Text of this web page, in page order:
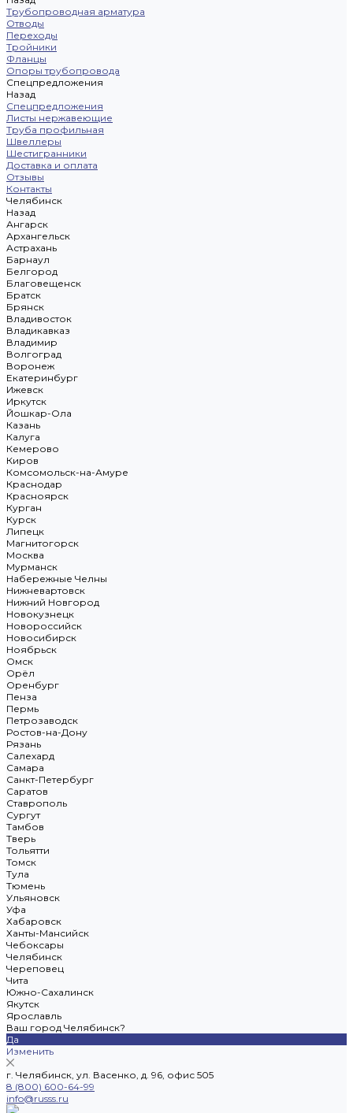
Трубопроводная арматура
Отводы
Переходы
Тройники
Фланцы
Опоры трубопровода
Спецпредложения
Назад
Спецпредложения
Листы нержавеющие
Труба профильная
Швеллеры
Шестигранники
Доставка и оплата
Отзывы
Контакты
Челябинск
Назад
Ангарск
Архангельск
Астрахань
Барнаул
Белгород
Благовещенск
Братск
Брянск
Владивосток
Владикавказ
Владимир
Волгоград
Воронеж
Екатеринбург
Ижевск
Иркутск
Йошкар-Ола
Казань
Калуга
Кемерово
Киров
Комсомольск-на-Амуре
Краснодар
Красноярск
Курган
Курск
Липецк
Магнитогорск
Москва
Мурманск
Набережные Челны
Нижневартовск
Нижний Новгород
Новокузнецк
Новороссийск
Новосибирск
Ноябрьск
Омск
Орёл
Оренбург
Пенза
Пермь
Петрозаводск
Ростов-на-Дону
Рязань
Салехард
Самара
Санкт-Петербург
Саратов
Ставрополь
Сургут
Тамбов
Тверь
Тольятти
Томск
Тула
Тюмень
Ульяновск
Уфа
Хабаровск
Ханты-Мансийск
Чебоксары
Челябинск
Череповец
Чита
Южно-Сахалинск
Якутск
Ярославль
Ваш город Челябинск?
Да
Изменить
г. Челябинск, ул. Васенко, д. 96, офис 505
8 (800) 600-64-99
info@russs.ru